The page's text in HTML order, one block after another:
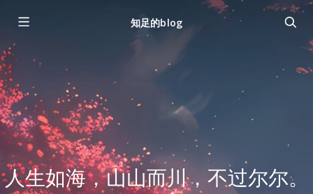
知足的blog
人生如海，山山而川，不过尔尔。